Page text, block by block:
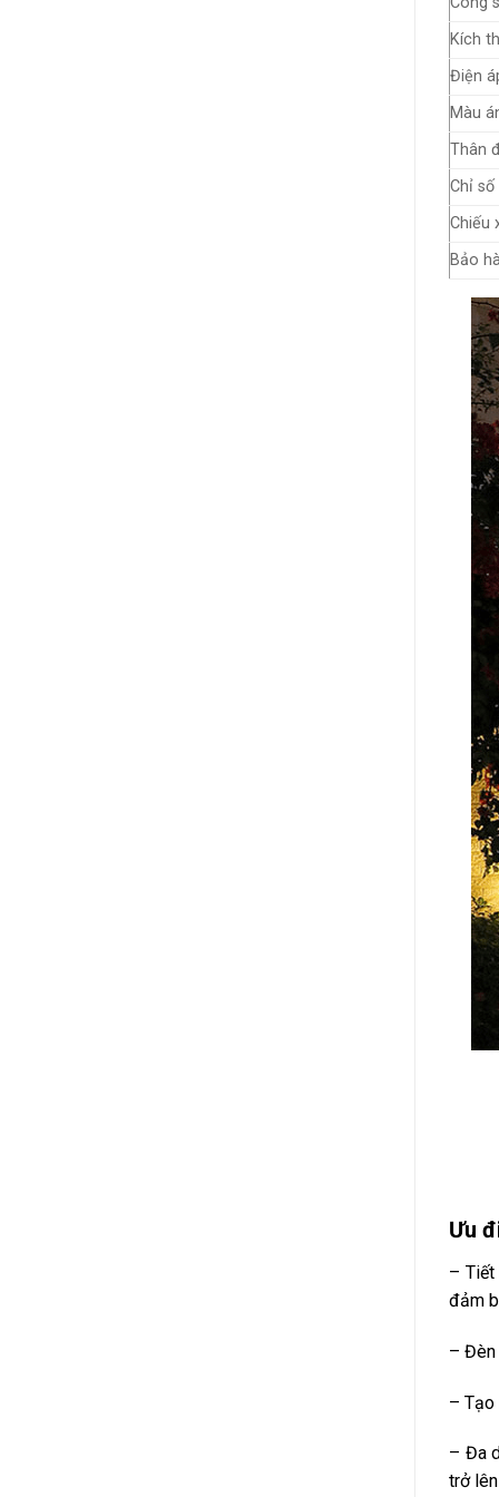
Kích
Điện
Màu
Thân
Chỉ số
Chiếu
Bảo
Ưu
– Tiết
đảm
– Đèn
– Tạo
– Đa
trở